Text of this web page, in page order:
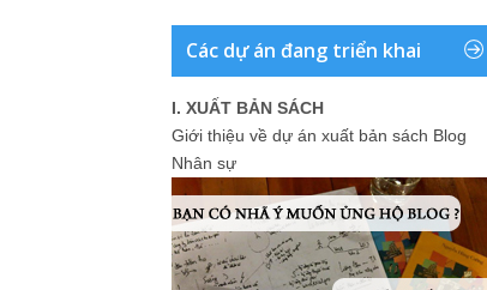
Các dự án đang triển khai
I. XUẤT BẢN SÁCH
Giới thiệu về dự án xuất bản sách Blog
Nhân sự